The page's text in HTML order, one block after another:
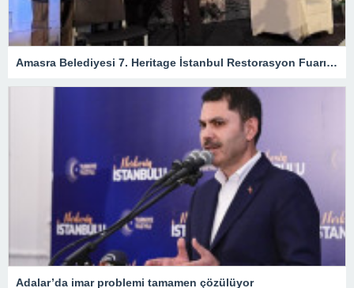
Amasra Belediyesi 7. Heritage İstanbul Restorasyon Fuarı’na katıldı – Siyaset
Adalar’da imar problemi tamamen çözülüyor